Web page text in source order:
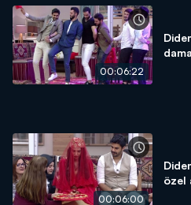
00:06:22
00:06:00
özel